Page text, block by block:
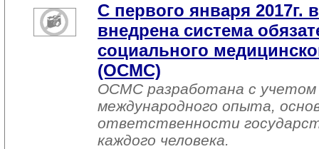
С первого января 2017г.
внедрена система
социального
(ОСМС)
ОСМС разработана с учетом
международного опыта,
ответственности
каждого человека.